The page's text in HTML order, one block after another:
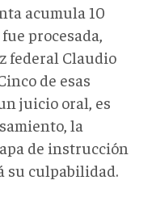
acumula 10
procesada,
federal Claudio
de esas
juicio oral, es
la
de instrucción
su culpabilidad.